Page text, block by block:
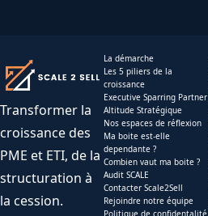
Transformer la
croissance des
PME et ETI, de la
structuration à
la cession.
La démarche
Les 5 piliers de la
croissance
Executive Sparring Partner
Altitude Stratégique
Nos espaces de réflexion
Ma boite est-elle
dependante ?
Combien vaut ma boite ?
Audit SCALE
Contacter Scale2Sell
Rejoindre notre équipe